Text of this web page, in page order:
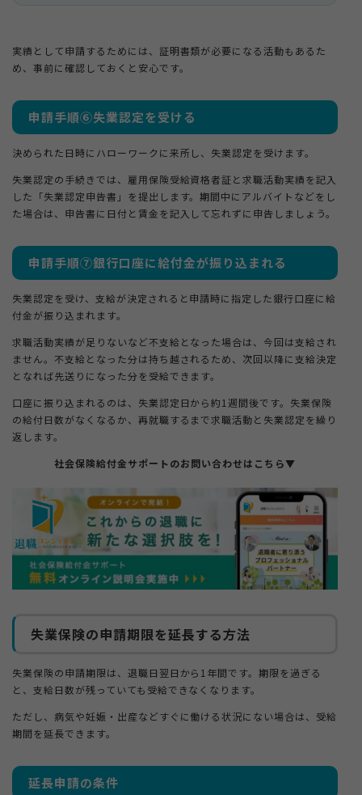
実績として申請するためには、証明書類が必要になる活動もあるた
め、事前に確認しておくと安心です。
申請手順⑥失業認定を受ける
決められた日時にハローワークに来所し、失業認定を受けます。
失業認定の手続きでは、雇用保険受給資格者証と求職活動実績を記入
した「失業認定申告書」を提出します。期間中にアルバイトなどをし
た場合は、申告書に日付と賃金を記入して忘れずに申告しましょう。
申請手順⑦銀行口座に給付金が振り込まれる
失業認定を受け、支給が決定されると申請時に指定した銀行口座に給
付金が振り込まれます。
求職活動実績が足りないなど不支給となった場合は、今回は支給され
ません。不支給となった分は持ち越されるため、次回以降に支給決定
となれば先送りになった分を受給できます。
口座に振り込まれるのは、失業認定日から約1週間後です。失業保険
の給付日数がなくなるか、再就職するまで求職活動と失業認定を繰り
返します。
社会保険給付金サポートのお問い合わせはこちら▼
失業保険の申請期限を延長する方法
失業保険の申請期限は、退職日翌日から1年間です。期限を過ぎる
と、支給日数が残っていても受給できなくなります。
ただし、病気や妊娠・出産などすぐに働ける状況にない場合は、受給
期間を延長できます。
延長申請の条件